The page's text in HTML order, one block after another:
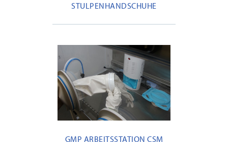
STULPENHANDSCHUHE
GMP ARBEITSSTATION CSM